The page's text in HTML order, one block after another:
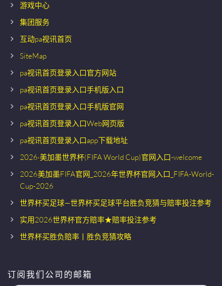
游戏中心
集团服务
互动pa视讯首页
SiteMap
pa视讯首页登录入口官方网站
pa视讯首页登录入口手机版入口
pa视讯首页登录入口手机版官网
pa视讯首页登录入口Web网页版
pa视讯首页登录入口app下载地址
2026·美加墨世界杯(FIFA World Cup)官网入口-welcome
2026美加墨FIFA官网_2026年世界杯官网入口_FIFA-World-
Cup-2026
世界杯买足球—世界杯买足球平台胜负竞猜与赔率投注参考
实用2026世界杯官方赔率★赔率投注参考
世界杯买胜负赔率丨胜负竞猜攻略
订阅我们公司的邮箱